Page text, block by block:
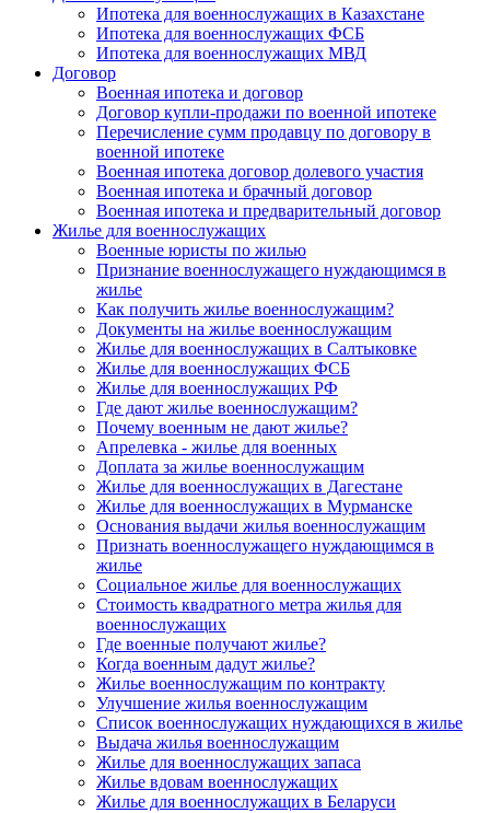
Ипотека для военнослужащих в Казахстане
Ипотека для военнослужащих ФСБ
Ипотека для военнослужащих МВД
Договор
Военная ипотека и договор
Договор купли-продажи по военной ипотеке
Перечисление сумм продавцу по договору в
военной ипотеке
Военная ипотека договор долевого участия
Военная ипотека и брачный договор
Военная ипотека и предварительный договор
Жилье для военнослужащих
Военные юристы по жилью
Признание военнослужащего нуждающимся в
жилье
Как получить жилье военнослужащим?
Документы на жилье военнослужащим
Жилье для военнослужащих в Салтыковке
Жилье для военнослужащих ФСБ
Жилье для военнослужащих РФ
Где дают жилье военнослужащим?
Почему военным не дают жилье?
Апрелевка - жилье для военных
Доплата за жилье военнослужащим
Жилье для военнослужащих в Дагестане
Жилье для военнослужащих в Мурманске
Основания выдачи жилья военнослужащим
Признать военнослужащего нуждающимся в
жилье
Социальное жилье для военнослужащих
Стоимость квадратного метра жилья для
военнослужащих
Где военные получают жилье?
Когда военным дадут жилье?
Жилье военнослужащим по контракту
Улучшение жилья военнослужащим
Список военнослужащих нуждающихся в жилье
Выдача жилья военнослужащим
Жилье для военнослужащих запаса
Жилье вдовам военнослужащих
Жилье для военнослужащих в Беларуси